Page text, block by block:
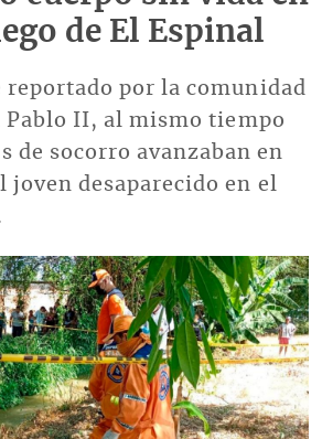
de El Espinal
reportado por la comunidad
Pablo II, al mismo tiempo
de socorro avanzaban en
joven desaparecido en el